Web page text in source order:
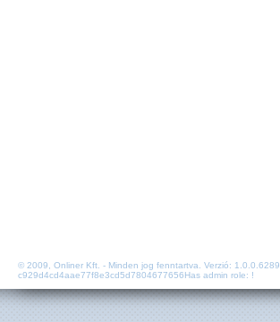
© 2009, Onliner Kft. - Minden jog fenntartva. Verzió: 1.0.0.6289
c929d4cd4aae77f8e3cd5d7804677656Has admin role: !